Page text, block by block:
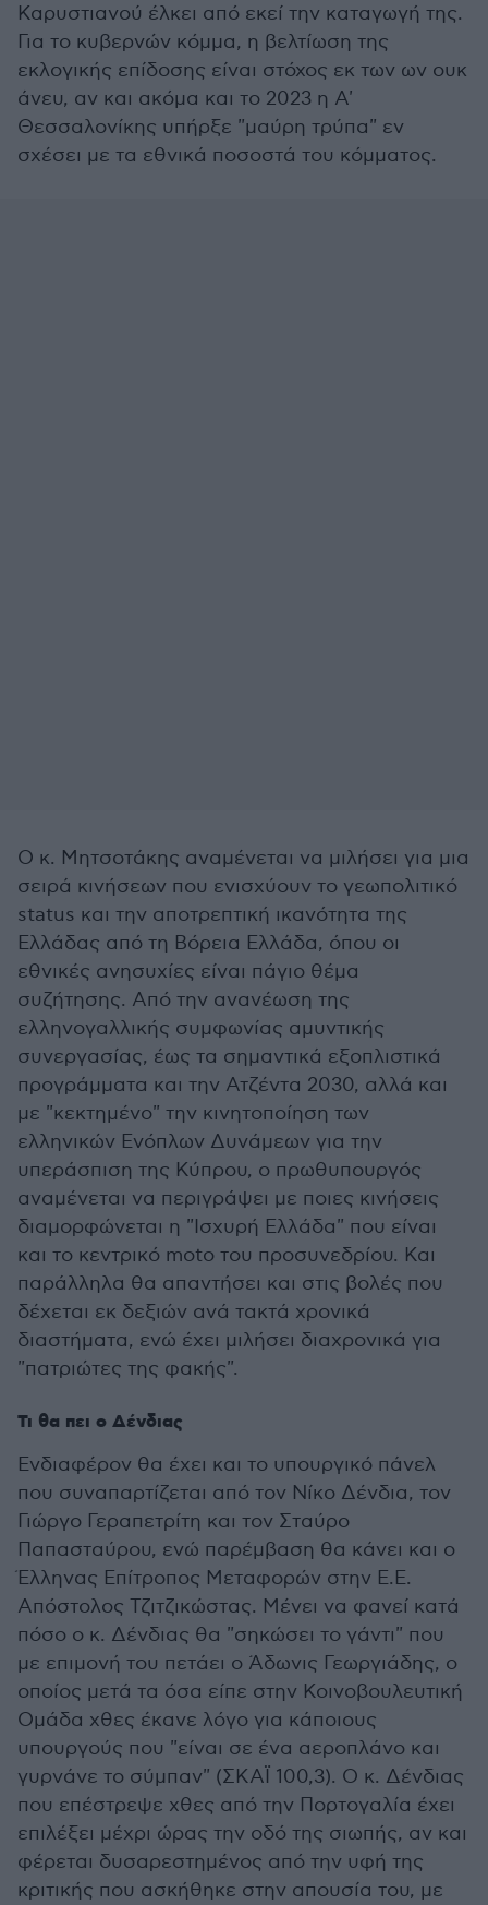
Καρυστιανού έλκει από εκεί την καταγωγή της.
Για το κυβερνών κόμμα, η βελτίωση της
εκλογικής επίδοσης είναι στόχος εκ των ων ουκ
άνευ, αν και ακόμα και το 2023 η Α'
Θεσσαλονίκης υπήρξε "μαύρη τρύπα" εν
σχέσει με τα εθνικά ποσοστά του κόμματος.
Ο κ. Μητσοτάκης αναμένεται να μιλήσει για μια
σειρά κινήσεων που ενισχύουν το γεωπολιτικό
status και την αποτρεπτική ικανότητα της
Ελλάδας από τη Βόρεια Ελλάδα, όπου οι
εθνικές ανησυχίες είναι πάγιο θέμα
συζήτησης. Από την ανανέωση της
ελληνογαλλικής συμφωνίας αμυντικής
συνεργασίας, έως τα σημαντικά εξοπλιστικά
προγράμματα και την Ατζέντα 2030, αλλά και
με "κεκτημένο" την κινητοποίηση των
ελληνικών Ενόπλων Δυνάμεων για την
υπεράσπιση της Κύπρου, ο πρωθυπουργός
αναμένεται να περιγράψει με ποιες κινήσεις
διαμορφώνεται η "Ισχυρή Ελλάδα" που είναι
και το κεντρικό moto του προσυνεδρίου. Και
παράλληλα θα απαντήσει και στις βολές που
δέχεται εκ δεξιών ανά τακτά χρονικά
διαστήματα, ενώ έχει μιλήσει διαχρονικά για
"πατριώτες της φακής".
Τι θα πει ο Δένδιας
Ενδιαφέρον θα έχει και το υπουργικό πάνελ
που συναπαρτίζεται από τον Νίκο Δένδια, τον
Γιώργο Γεραπετρίτη και τον Σταύρο
Παπασταύρου, ενώ παρέμβαση θα κάνει και ο
Έλληνας Επίτροπος Μεταφορών στην Ε.Ε.
Απόστολος Τζιτζικώστας. Μένει να φανεί κατά
πόσο ο κ. Δένδιας θα "σηκώσει το γάντι" που
με επιμονή του πετάει ο Άδωνις Γεωργιάδης, ο
οποίος μετά τα όσα είπε στην Κοινοβουλευτική
Ομάδα χθες έκανε λόγο για κάποιους
υπουργούς που "είναι σε ένα αεροπλάνο και
γυρνάνε το σύμπαν" (ΣΚΑΪ 100,3). Ο κ. Δένδιας
που επέστρεψε χθες από την Πορτογαλία έχει
επιλέξει μέχρι ώρας την οδό της σιωπής, αν και
φέρεται δυσαρεστημένος από την υφή της
κριτικής που ασκήθηκε στην απουσία του, με